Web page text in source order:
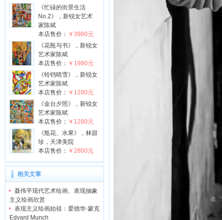
《忙碌的街景生活
No.2》，新锐女艺术
家陈斌
本店售价： ￥3980元
《花瓶与书》，新锐女
艺术家陈斌
本店售价： ￥1980元
《铃铛晴雪》，新锐女
艺术家陈斌
本店售价： ￥1280元
《金台夕照》，新锐女
艺术家陈斌
本店售价： ￥1280元
《瓶花、水果》，林甜
珍，天津美院
本店售价： ￥2800元
相关文章
聂伟平现代艺术绘画、表现抽象
主义绘画欣赏
表现主义绘画始祖：爱德华·蒙克
Edvard Munch